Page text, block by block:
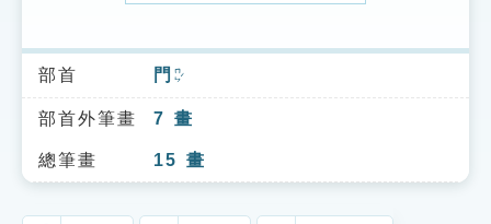
索引選單
知識索引
單字索引
部首 門 ㄇㄣˊ
部首外筆畫 7 畫
總筆畫 15 畫